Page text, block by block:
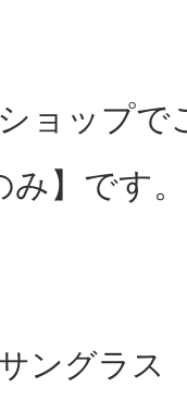
ョップで
】です。
ングラス